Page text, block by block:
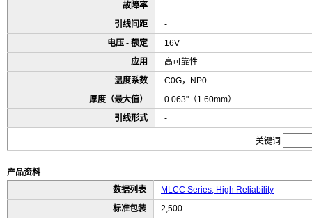
故障率
-
引线间距
-
电压 - 额定
16V
应用
高可靠性
温度系数
C0G，NP0
厚度（最大值）
0.063"（1.60mm）
引线形式
-
关键词
产品资料
数据列表
MLCC Series, High Reliability
标准包装
2,500